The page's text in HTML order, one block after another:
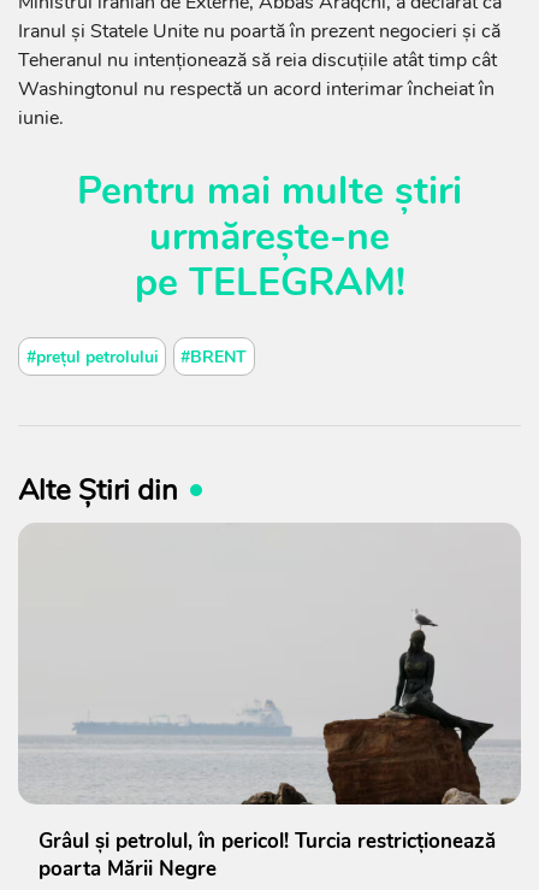
Iranul și Statele Unite nu poartă în prezent negocieri și că
Teheranul nu intenționează să reia discuțiile atât timp cât
Washingtonul nu respectă un acord interimar încheiat în
iunie.
Pentru mai multe știri
urmărește-ne
pe TELEGRAM!
#prețul petrolului #BRENT
Alte Știri din
Grâul și petrolul, în pericol! Turcia restricționează
poarta Mării Negre